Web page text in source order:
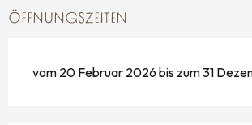
ÖFFNUNGSZEITEN
vom 20 Februar 2026 bis zum 31